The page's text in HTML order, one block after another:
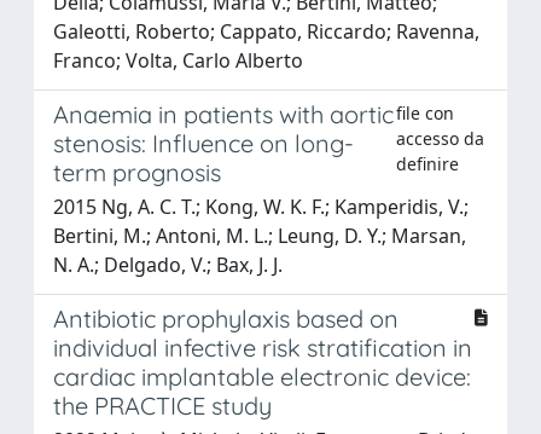
Galeotti, Roberto; Cappato, Riccardo; Ravenna,
Franco; Volta, Carlo Alberto
Anaemia in patients with aortic
stenosis: Influence on long-
term prognosis
file con
accesso da
definire
2015 Ng, A. C. T.; Kong, W. K. F.; Kamperidis, V.;
Bertini, M.; Antoni, M. L.; Leung, D. Y.; Marsan,
N. A.; Delgado, V.; Bax, J. J.
Antibiotic prophylaxis based on
individual infective risk stratification in
cardiac implantable electronic device:
the PRACTICE study